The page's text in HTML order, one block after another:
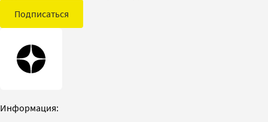
Подписаться
Информация: